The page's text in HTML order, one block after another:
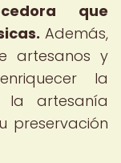
que
Además,
artesanos y
la
la artesanía
preservación